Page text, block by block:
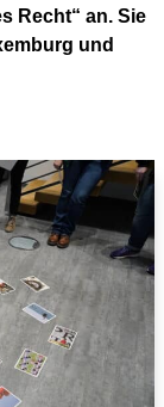
Recht“ an. Sie
und